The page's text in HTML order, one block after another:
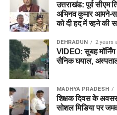
उत्तराखंड: पूर्व सीएम
अभिनव कुमार आमने-
को दी हद में रहने की
DEHRADUN 2 years
VIDEO: सुबह मॉर्निंग
सैनिक घयाल, अस्पताल
MADHYA PRADESH
शिक्षक दिवस के अवसर
सोशल मिडिया पर